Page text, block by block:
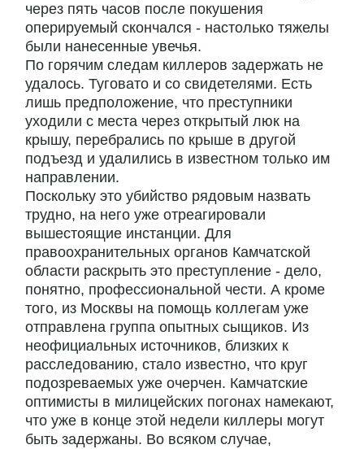
через пять часов после покушения
оперируемый скончался - настолько тяжелы
были нанесенные увечья.
По горячим следам киллеров задержать не
удалось. Туговато и со свидетелями. Есть
лишь предположение, что преступники
уходили с места через открытый люк на
крышу, перебрались по крыше в другой
подъезд и удалились в известном только им
направлении.
Поскольку это убийство рядовым назвать
трудно, на него уже отреагировали
вышестоящие инстанции. Для
правоохранительных органов Камчатской
области раскрыть это преступление - дело,
понятно, профессиональной чести. А кроме
того, из Москвы на помощь коллегам уже
отправлена группа опытных сыщиков. Из
неофициальных источников, близких к
расследованию, стало известно, что круг
подозреваемых уже очерчен. Камчатские
оптимисты в милицейских погонах намекают,
что уже в конце этой недели киллеры могут
быть задержаны. Во всяком случае,